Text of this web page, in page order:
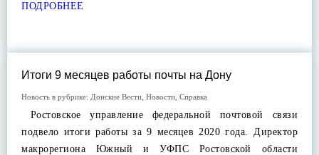
ПОДРОБНЕЕ
Итоги 9 месяцев работы почты на Дону
Новость в рубрике: Донские Вести Новости Справка
Ростовское управление федеральной почтовой связи
подвело итоги работы за 9 месяцев 2020 года. Директор
макрорегиона Южный и УФПС Ростовской области